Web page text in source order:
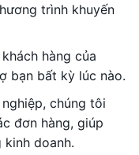
trình khuyến
hàng của
bạn bất kỳ lúc nào.
chúng tôi
đơn hàng, giúp
doanh.